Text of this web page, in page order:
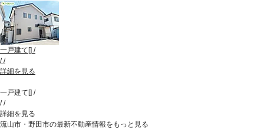
一戸建て[] /
//
詳細を見る
一戸建て[] /
//
詳細を見る
流山市・野田市の最新不動産情報をもっと見る